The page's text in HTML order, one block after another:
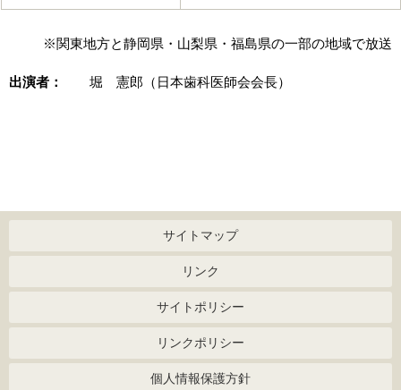
※関東地方と静岡県・山梨県・福島県の一部の地域で放送
出演者： 堀 憲郎（日本歯科医師会会長）
サイトマップ
リンク
サイトポリシー
リンクポリシー
個人情報保護方針